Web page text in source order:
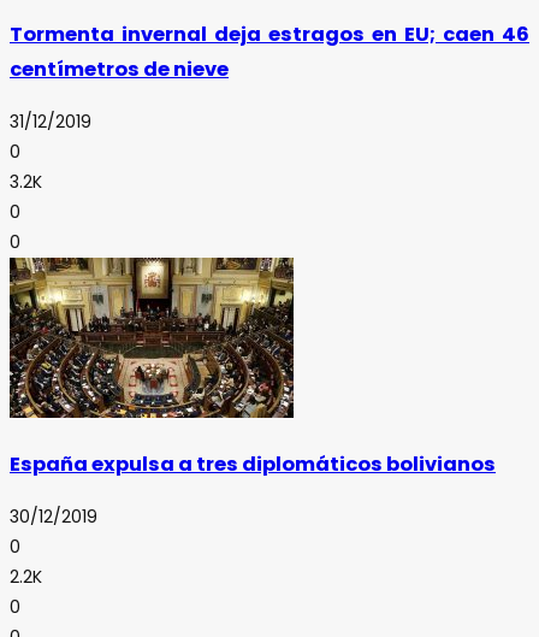
Tormenta invernal deja estragos en EU; caen 46
centímetros de nieve
31/12/2019
0
3.2K
0
0
España expulsa a tres diplomáticos bolivianos
30/12/2019
0
2.2K
0